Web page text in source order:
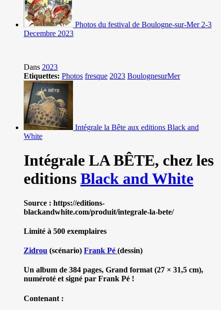
Photos du festival de Boulogne-sur-Mer 2-3
Decembre 2023
Dans 2023
Etiquettes: Photos fresque 2023 BoulognesurMer
Intégrale la Bête aux editions Black and
White
Intégrale LA BÊTE, chez les
editions Black and White
Source : https://editions-
blackandwhite.com/produit/integrale-la-bete/
Limité à 500 exemplaires
Zidrou (scénario) Frank Pé (dessin)
Un album de 384 pages, Grand format (27 × 31,5 cm),
numéroté et signé par Frank Pé !
Contenant :